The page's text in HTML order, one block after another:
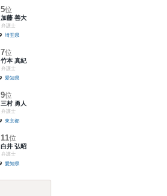
5位
加藤 善大
弁護士
埼玉県
7位
竹本 真紀
弁護士
愛知県
9位
三村 勇人
弁護士
東京都
11位
白井 弘昭
弁護士
愛知県